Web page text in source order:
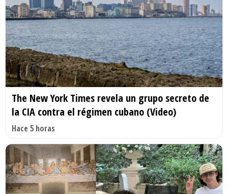
The New York Times revela un grupo secreto de
la CIA contra el régimen cubano (Video)
Hace 5 horas